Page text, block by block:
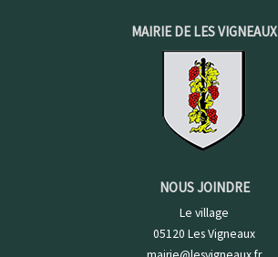
MAIRIE DE LES VIGNEAUX
NOUS JOINDRE
Le village
05120 Les Vigneaux